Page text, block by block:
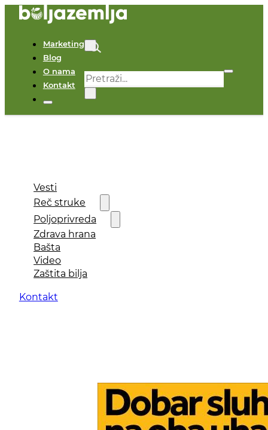
Marketing
Blog
O nama
Kontakt
Pretraga
Vesti
Reč struke
Poljoprivreda
Zdrava hrana
Bašta
Video
Zaštita bilja
Kontakt